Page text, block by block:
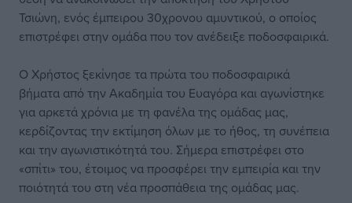
Τσιώνη, ενός έμπειρου 30χρονου αμυντικού, ο οποίος
επιστρέφει στην ομάδα που τον ανέδειξε ποδοσφαιρικά.
Ο Χρήστος ξεκίνησε τα πρώτα του ποδοσφαιρικά
βήματα από την Ακαδημία του Ευαγόρα και αγωνίστηκε
για αρκετά χρόνια με τη φανέλα της ομάδας μας,
κερδίζοντας την εκτίμηση όλων με το ήθος, τη συνέπεια
και την αγωνιστικότητά του. Σήμερα επιστρέφει στο
«σπίτι» του, έτοιμος να προσφέρει την εμπειρία και την
ποιότητά του στη νέα προσπάθεια της ομάδας μας.